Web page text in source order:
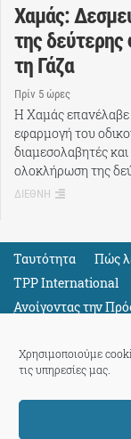
Χρησιμοποιούμε
τις υπηρεσίες μας.
Χαμάς:
της δεύτερης
τη Γάζα
Πρίν 5 ώρες
Η Χαμάς επανέλαβε
εφαρμογή του
διαμεσολαβητές
ολοκλήρωση της
ΔΙΕΘΝΗ
Ταυτότητα Πώς
TPP International
Ανοίγοντας την
Όλους